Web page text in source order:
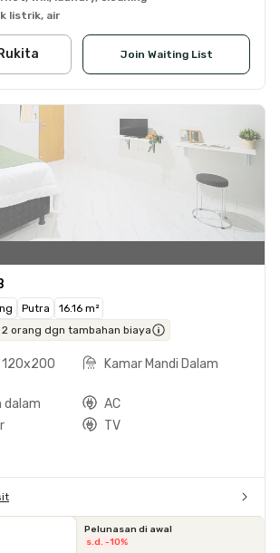
listrik, air
Join Waiting List
Putra
16.16 m²
orang dgn tambahan biaya
120x200
Kamar Mandi Dalam
dalam
AC
TV
Pelunasan di awal
s.d. -10%